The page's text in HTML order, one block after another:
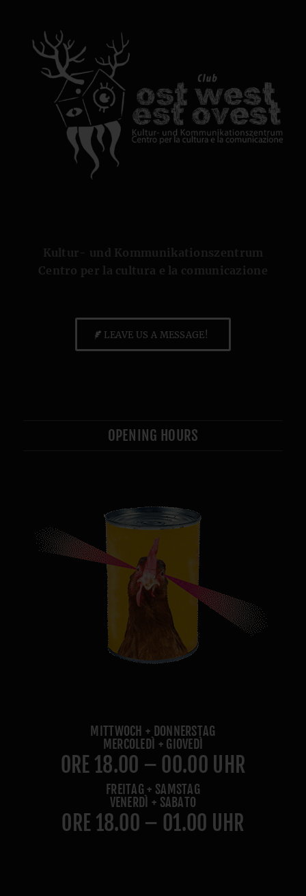
Kultur- und Kommunikationszentrum
Centro per la cultura e la comunicazione
LEAVE US A MESSAGE!
OPENING HOURS
MITTWOCH + DONNERSTAG
MERCOLEDÌ + GIOVEDÌ
ORE 18.00 – 00.00 UHR
FREITAG + SAMSTAG
VENERDÌ + SABATO
ORE 18.00 – 01.00 UHR